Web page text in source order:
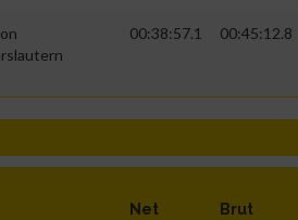
00:38:57.1 00:45:12.8
Net Brut